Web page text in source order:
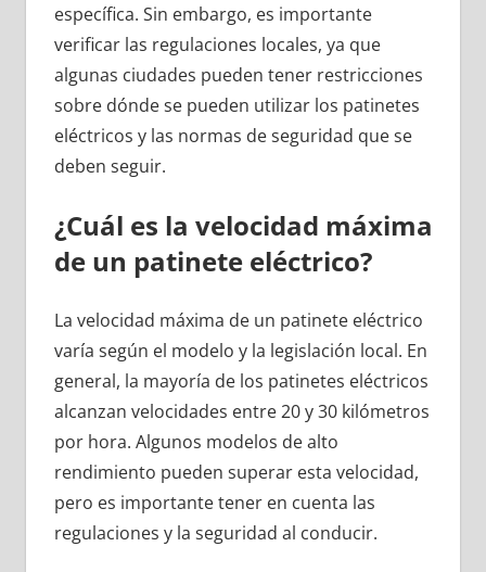
específica. Sin embargo, es importante
verificar las regulaciones locales, ya que
algunas ciudades pueden tener restricciones
sobre dónde se pueden utilizar los patinetes
eléctricos y las normas de seguridad que se
deben seguir.
¿Cuál es la velocidad máxima
de un patinete eléctrico?
La velocidad máxima de un patinete eléctrico
varía según el modelo y la legislación local. En
general, la mayoría de los patinetes eléctricos
alcanzan velocidades entre 20 y 30 kilómetros
por hora. Algunos modelos de alto
rendimiento pueden superar esta velocidad,
pero es importante tener en cuenta las
regulaciones y la seguridad al conducir.